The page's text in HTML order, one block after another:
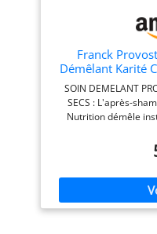
Doux, Après-shampooing
lissant douceur & brillance
à l'infusion d'eau de riz,
Contenance : 200 ml
Franck
Démêlant Karité
SOIN DEMELANT
SECS : L'après-
Nutrition démêle
uniquement les
traiter sans les alourdir.
soin cheveux
2x plus de
instrumental avec